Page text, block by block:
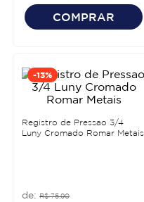
COMPRAR
-13%
Registro de Pressao 3/4
Luny Cromado Romar Metais
R$ 75,90